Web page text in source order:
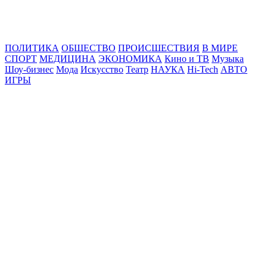
ПОЛИТИКА ОБЩЕСТВО ПРОИСШЕСТВИЯ В МИРЕ
СПОРТ МЕДИЦИНА ЭКОНОМИКА Кино и ТВ Музыка
Шоу-бизнес Мода Искусство Театр НАУКА Hi-Tech АВТО
ИГРЫ